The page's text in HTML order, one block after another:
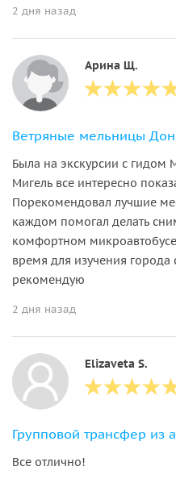
2 дня назад
Арина Щ.
Была на экскурсии с гидом
Мигель все интересно
Порекомендовал лучшие
каждом помогал делать
комфортном
время для изучения города
рекомендую
2 дня назад
Elizaveta S.
Все отлично!